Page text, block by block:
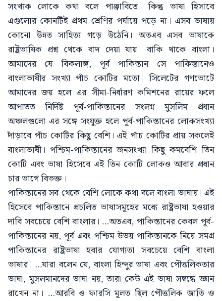
সংখ্যক লোকে কথা বলে পাঞ্জাবিতে। কিন্তু ভাষা হিসাবে
এগুলোর কোনটিই প্রথম শ্রেণির পর্যায়ে পড়ে না। এসব ভাষায়
কোনো উন্নত সাহিত্য গড়ে উঠেনি। অতএব এসব ভাষাকে
রাষ্ট্রভাষিক প্রশ্ন থেকে বাদ দেয়া যায়। বাকি থাকে বাংলা।
আমাদের যে বিকলাঙ্গ, পূর্ব পাকিস্তান সে পাকিস্তানেও
বাংলাভাষীর সংখ্যা পাঁচ কোটির মতো। সিলেটের গণভোটে
আমাদের জয় হলে এর সীমা-নির্ধারণ কমিশনের রায়ের ফলে
আপাতত নির্দিষ্ট পূর্ব-পাকিস্তানের সংলগ্ন মুসলিম প্রধান
অঞ্চলগুলো এর সঙ্গে সংযুক্ত হলে পূর্ব-পাকিস্তানের লোকসংখ্যা
দাঁড়াবে পাঁচ কোটির কিছু বেশি। এই পাঁচ কোটির প্রায় সকলেই
বাংলাভাষী। পশ্চিম-পাকিস্তানের জনসংখ্যা কিছু কমবেশি তিন
কোটি এবং ভাষা হিসেবে এই তিন কোটি লোকও আবার প্রধান
চার ভাগে বিভক্ত।
পাকিস্তানের সব থেকে বেশি লোকে কথা বলে বাংলা ভাষায়। এই
হিসেবে পাকিস্তানে প্রচলিত ভাষাসমূহের মধ্যে রাষ্ট্রভাষা হওয়ার
দাবি সবচেয়ে বেশি বাংলার। ...অতএব, পাকিস্তানের কেবল পূর্ব-
পাকিস্তানের নয়, পূর্ব এবং পশ্চিম উভয় পাকিস্তানকে নিয়ে সমগ্র
পাকিস্তানের রাষ্ট্রভাষা হবার যোগ্যতা সবচেয়ে বেশি বাংলা
ভাষার। ...যারা বলেন যে, বাংলা হিন্দুর ভাষা এবং পৌত্তলিকতার
ভাষা, মুসলমানদের ভাষা নয়, তারা কেউ এই ভাষা সম্বন্ধে জ্ঞান
রাখেন না। ...আরবি ও ফারসি মূলত ছিল পৌত্তলিক জাতি ও